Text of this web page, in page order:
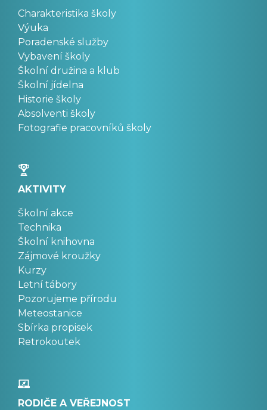
Charakteristika školy
Výuka
Poradenské služby
Vybavení školy
Školní družina a klub
Školní jídelna
Historie školy
Absolventi školy
Fotografie pracovníků školy
AKTIVITY
Školní akce
Technika
Školní knihovna
Zájmové kroužky
Kurzy
Letní tábory
Pozorujeme přírodu
Meteostanice
Sbírka propisek
Retrokoutek
RODIČE A VEŘEJNOST